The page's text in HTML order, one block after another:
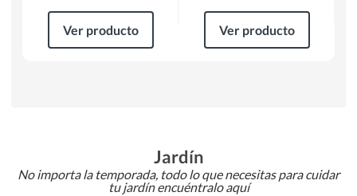
Ver producto Ver producto
Jardín
No importa la temporada, todo lo que necesitas para cuidar
tu jardín encuéntralo aquí